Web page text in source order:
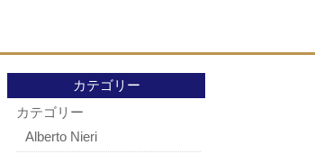
カテゴリー
カテゴリー
Alberto Nieri